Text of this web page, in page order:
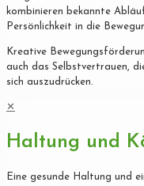
kombinieren bekannte
Persönlichkeit in die
Kreative
auch das Selbstvertrauen,
sich auszudrücken.
✕
Haltung und
Eine gesunde Haltung und